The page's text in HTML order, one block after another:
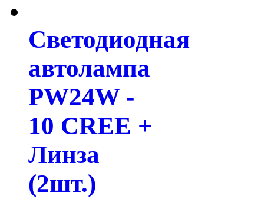
Светодиодная
автолампа
PW24W -
10 CREE +
Линза
(2шт.)